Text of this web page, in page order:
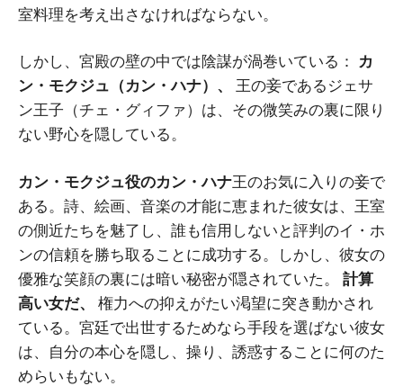
室料理を考え出さなければならない。
しかし、宮殿の壁の中では陰謀が渦巻いている：
カ
ン・モクジュ（カン・ハナ）、
王の妾であるジェサ
ン王子（チェ・グィファ）は、その微笑みの裏に限り
ない野心を隠している。
カン・モクジュ役のカン・ハナ王のお気に入りの妾で
ある。詩、絵画、音楽の才能に恵まれた彼女は、王室
の側近たちを魅了し、誰も信用しないと評判のイ・ホ
ンの信頼を勝ち取ることに成功する。しかし、彼女の
優雅な笑顔の裏には暗い秘密が隠されていた。
計算
高い女だ、 権力への抑えがたい渇望に突き動かされ
ている。宮廷で出世するためなら手段を選ばない彼女
は、自分の本心を隠し、操り、誘惑することに何のた
めらいもない。